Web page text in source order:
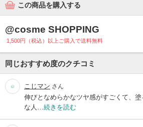
この商品を購入する
@cosme SHOPPING
1,500円（税込）以上ご購入で送料無料
同じおすすめ度のクチコミ
こじマン さん
伸びとなめらかなツヤ感がすごくて、
な人… 続きを読む